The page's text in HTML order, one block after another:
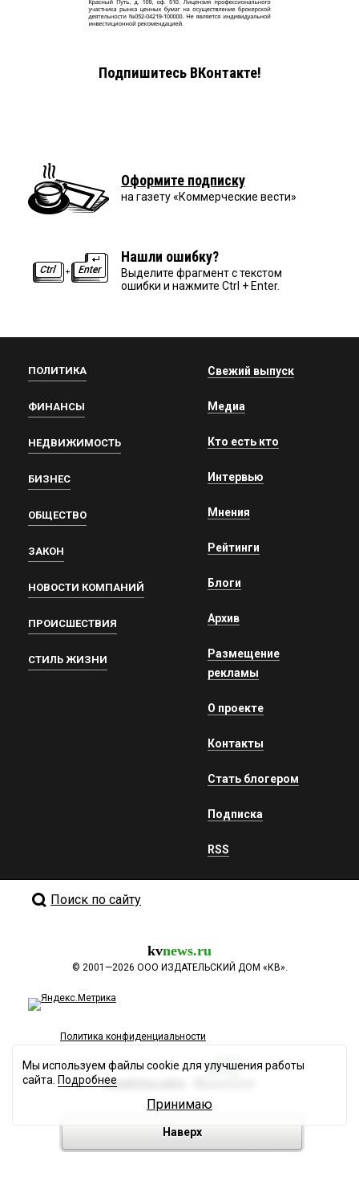
Подпишитесь ВКонтакте!
Оформите подписку
на газету «Коммерческие вести»
Нашли ошибку?
Выделите фрагмент с текстом
ошибки и нажмите Ctrl + Enter.
ПОЛИТИКА
ФИНАНСЫ
НЕДВИЖИМОСТЬ
БИЗНЕС
ОБЩЕСТВО
ЗАКОН
НОВОСТИ КОМПАНИЙ
ПРОИСШЕСТВИЯ
СТИЛЬ ЖИЗНИ
Свежий выпуск
Медиа
Кто есть кто
Интервью
Мнения
Рейтинги
Блоги
Архив
Размещение
рекламы
О проекте
Контакты
Стать блогером
Подписка
RSS
Поиск по сайту
kvnews.ru
© 2001—2026 ООО ИЗДАТЕЛЬСКИЙ ДОМ «КВ».
Политика конфиденциальности
Разработка сайта
Наверх
Мы используем файлы cookie для улучшения работы
сайта. Подробнее
Принимаю